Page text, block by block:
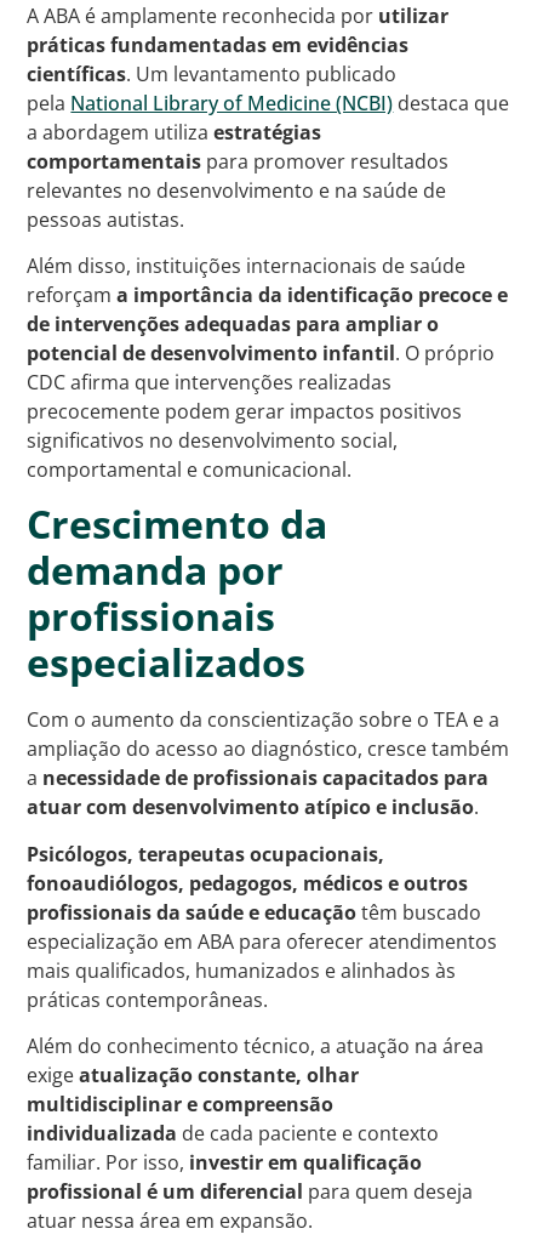
A ABA é amplamente reconhecida por utilizar
práticas fundamentadas em evidências
científicas. Um levantamento publicado
pela National Library of Medicine (NCBI) destaca que
a abordagem utilizaestratégias
comportamentais para promover resultados
relevantes no desenvolvimento e na saúde de
pessoas autistas.
Além disso, instituições internacionais de saúde
reforçama importância da identificação precoce e
de intervenções adequadas para ampliar o
potencial de desenvolvimento infantil. O próprio
CDC afirma que intervenções realizadas
precocemente podem gerar impactos positivos
significativos no desenvolvimento social,
comportamental e comunicacional.
Crescimento da
demanda por
profissionais
especializados
Com o aumento da conscientização sobre o TEA e a
ampliação do acesso ao diagnóstico, cresce também
a necessidade de profissionais capacitados para
atuar com desenvolvimento atípico e inclusão.
Psicólogos, terapeutas ocupacionais,
fonoaudiólogos, pedagogos, médicos e outros
profissionais da saúde e educaçãotêm buscado
especialização em ABA para oferecer atendimentos
mais qualificados, humanizados e alinhados às
práticas contemporâneas.
Além do conhecimento técnico, a atuação na área
exigeatualização constante, olhar
multidisciplinar e compreensão
individualizada de cada paciente e contexto
familiar. Por isso, investir em qualificação
profissional é um diferencial para quem deseja
atuar nessa área em expansão.